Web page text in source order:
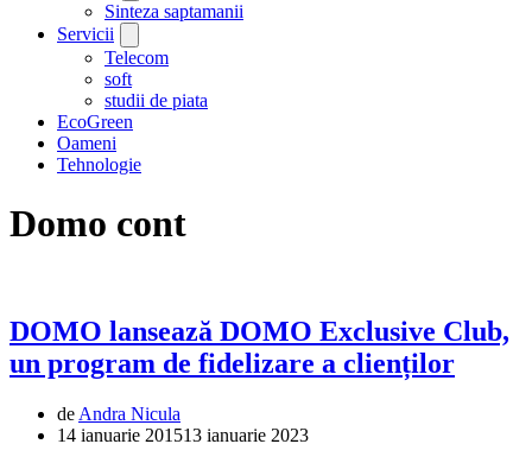
Sinteza saptamanii
Servicii
Telecom
soft
studii de piata
EcoGreen
Oameni
Tehnologie
Domo cont
DOMO lansează DOMO Exclusive Club,
un program de fidelizare a clienților
de Andra Nicula
14 ianuarie 201513 ianuarie 2023